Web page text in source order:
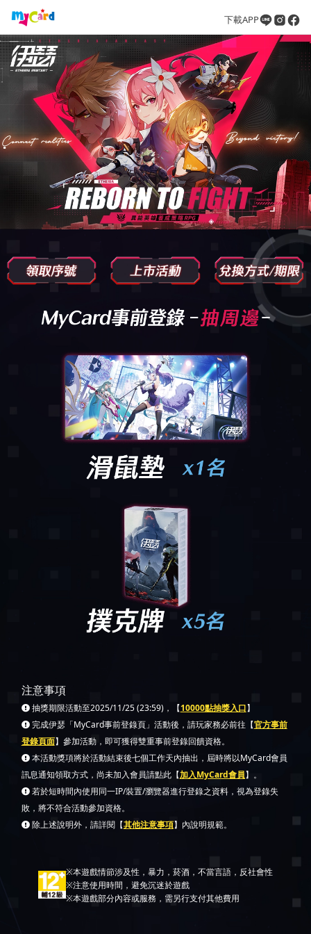
下載APP
注意事項
抽獎期限活動至2025/11/25 (23:59)，【10000點抽獎入口】
完成伊瑟「MyCard事前登錄頁」活動後，請玩家務必前往【官方事前
登錄頁面】參加活動，即可獲得雙重事前登錄回饋資格。
本活動獎項將於活動結束後七個工作天內抽出，屆時將以MyCard會員
訊息通知領取方式，尚未加入會員請點此【加入MyCard會員】。
若於短時間內使用同一IP/裝置/瀏覽器進行登錄之資料，視為登錄失
敗，將不符合活動參加資格。
除上述說明外，請詳閱【其他注意事項】內說明規範。
※本遊戲情節涉及性，暴力，菸酒，不當言語，反社會性
※注意使用時間，避免沉迷於遊戲
※本遊戲部分內容或服務，需另行支付其他費用